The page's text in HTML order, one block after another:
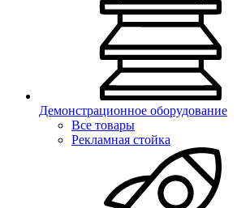
Демонстрационное оборудование
Все товары
Рекламная стойка